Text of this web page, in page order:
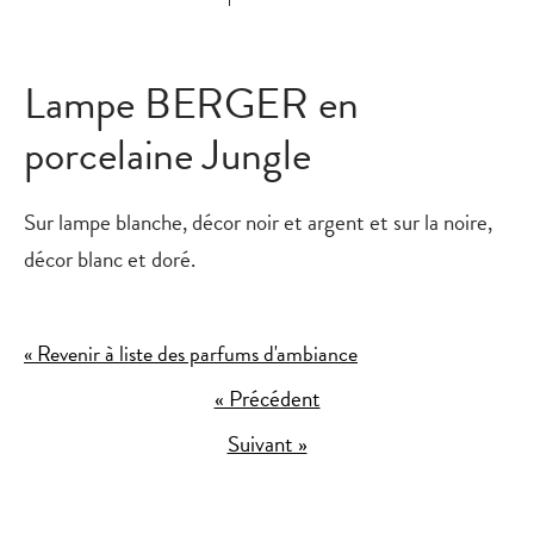
Lampe BERGER en
porcelaine Jungle
Sur lampe blanche, décor noir et argent et sur la noire,
décor blanc et doré.
« Revenir à liste des parfums d'ambiance
« Précédent
Suivant »